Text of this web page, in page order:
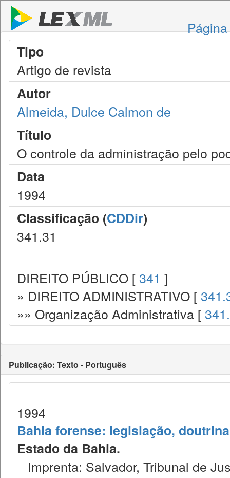
Tipo
Artigo de revista
Autor
Almeida, Dulce Calmon de
Título
O controle da administração pelo
Data
1994
Classificação (CDDir)
341.31
DIREITO PÚBLICO [ 341 ]
» DIREITO ADMINISTRATIVO [
»» Organização Administrativa [
Publicação: Texto - Português
1994
Bahia forense: legislação,
Estado da Bahia.
Imprenta: Salvador, Tribunal de